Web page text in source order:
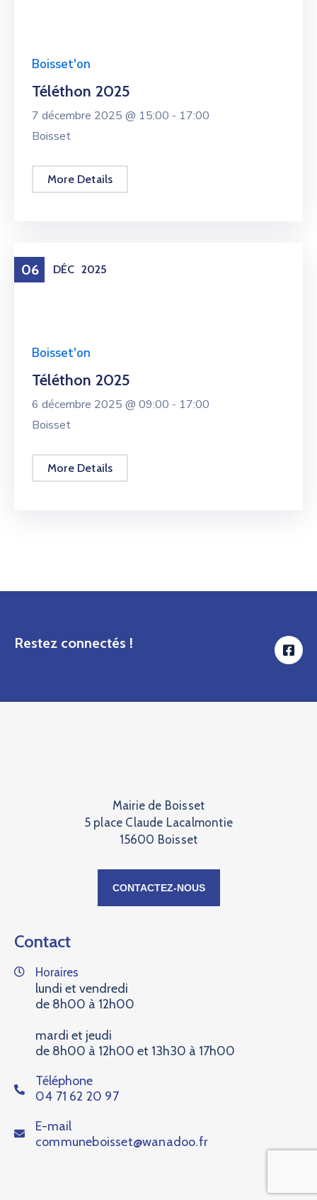
Boisset'on
Téléthon 2025
7 décembre 2025 @ 15:00 - 17:00
Boisset
More Details
06 DÉC 2025
Boisset'on
Téléthon 2025
6 décembre 2025 @ 09:00 - 17:00
Boisset
More Details
Restez connectés !
Mairie de Boisset
5 place Claude Lacalmontie
15600 Boisset
CONTACTEZ-NOUS
Contact
Horaires
lundi et vendredi
de 8h00 à 12h00
mardi et jeudi
de 8h00 à 12h00 et 13h30 à 17h00
Téléphone
04 71 62 20 97
E-mail
communeboisset@wanadoo.fr